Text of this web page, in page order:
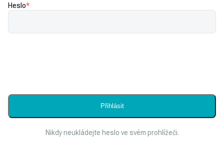
Heslo*
Nikdy neukládejte heslo ve svém prohlížeči.